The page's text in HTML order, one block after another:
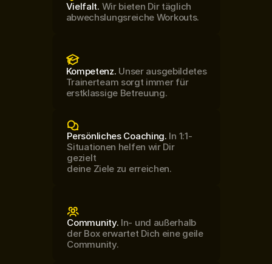
Vielfalt. Wir bieten Dir täglich
abwechslungsreiche Workouts.
Kompetenz. Unser ausgebildetes
Trainerteam sorgt immer für
erstklassige Betreuung.
Persönliches Coaching. In 1:1-
Situationen helfen wir Dir
gezielt
deine Ziele zu erreichen.
Community. In- und außerhalb
der Box erwartet Dich eine geile
Community.